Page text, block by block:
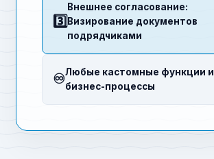
3️⃣
Внешнее согласование:
Визирование документов
подрядчиками
♾️Любые кастомные функции и
бизнес-процессы